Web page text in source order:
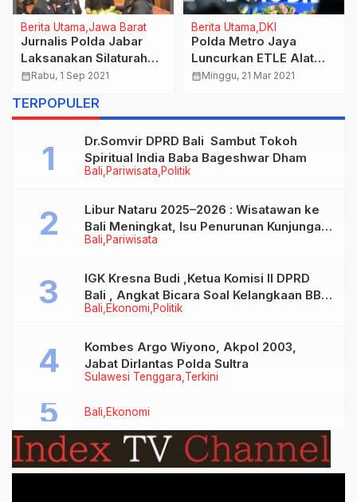
Berita Utama Jawa Barat
Jurnalis Polda Jabar
Laksanakan Silaturahmi
dan Baksos Untuk
Covid-19
calendar_monthRabu, 1 Sep 2021
Berita Utama DKI
Polda Metro Jaya
Luncurkan ETLE Alat
Perekaman di Pasang
Helm
calendar_monthMinggu, 21 Mar 2021
TERPOPULER
Bali Pariwisata Politik
Dr.Somvir DPRD Bali Sambut Tokoh
Spiritual India Baba Bageshwar Dham
Bali Pariwisata
Libur Nataru 2025–2026 : Wisatawan ke
Bali Meningkat, Isu Penurunan Kunjungan
Tidak Benar
Bali Ekonomi Politik
IGK Kresna Budi ,Ketua Komisi II DPRD
Bali , Angkat Bicara Soal Kelangkaan BBM
Bersubsidi Jenis Solar
Sulawesi Tenggara Terkini
Kombes Argo Wiyono, Akpol 2003,
Jabat Dirlantas Polda Sultra
Bali Ekonomi